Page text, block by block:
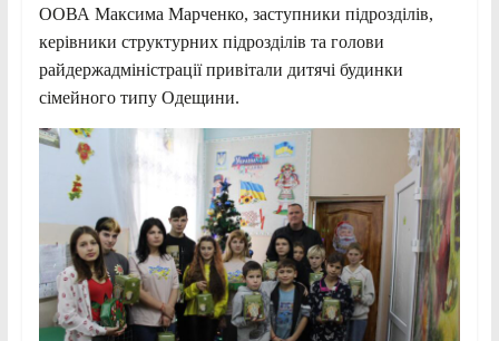
ООВА Максима Марченко, заступники підрозділів,
керівники структурних підрозділів та голови
райдержадміністрації привітали дитячі будинки
сімейного типу Одещини.